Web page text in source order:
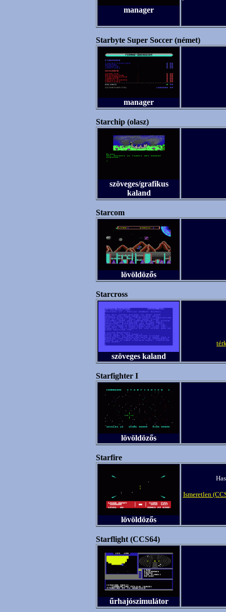
manager
Starbyte Super Soccer (német)
manager
Starchip (olasz)
szöveges/grafikus
kaland
Starcom
lövöldözős
Starcross
szöveges kaland
Starfighter I
lövöldözős
Starfire
lövöldözős
Ismeretlen
Starflight (CCS64)
űrhajószimulátor